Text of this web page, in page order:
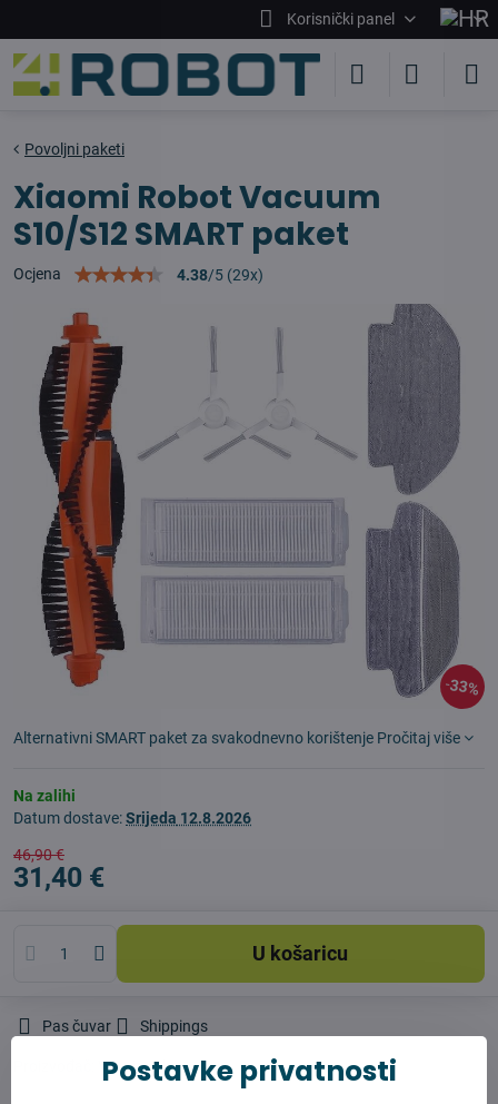
Korisnički panel
33%
Povoljni paketi
Xiaomi Robot Vacuum
S10/S12 SMART paket
Ocjena 4.38/5 (29x)
Alternativni SMART paket za svakodnevno korištenje Pročitaj više
Na zalihi
Datum dostave:Srijeda 12.8.2026
46,90 €
31,40 €
U košaricu
Pas čuvar Shippings
Vysajto.sk
Postavke privatnosti